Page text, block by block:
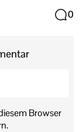
0
Browser